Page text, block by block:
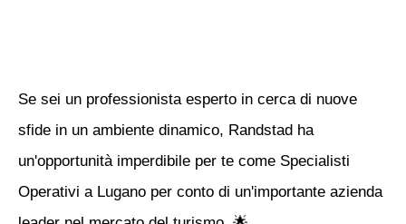
Se sei un professionista esperto in cerca di nuove
sfide in un ambiente dinamico, Randstad ha
un'opportunità imperdibile per te come Specialisti
Operativi a Lugano per conto di un'importante azienda